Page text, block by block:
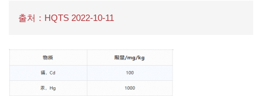
출처：HQTS 2022-10-11